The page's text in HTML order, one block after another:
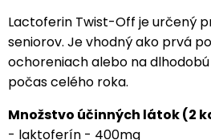
Lactoferin Twist-Off je určený
seniorov. Je vhodný ako prvá
ochoreniach alebo na
počas celého roka.
Množstvo účinných látok (2
- laktoferín - 400mg